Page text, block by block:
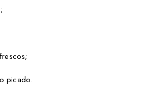
picado.